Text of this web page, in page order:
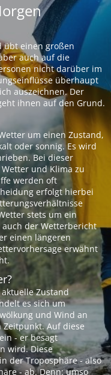
übt einen großen
auch auf die
nicht darüber im
überhaupt
auszeichnen. Der
ihnen auf den Grund.
um einen Zustand,
oder sonnig. Es wird
Bei dieser
und Klima zu
werden oft
erfolgt hierbei
stets um ein
der Wetterbericht
einen längeren
erwähnt
Zustand
es sich um
und Wind an
Auf diese
- er besagt
wird. Diese
der Troposphäre - also
- ab. Denn: umso